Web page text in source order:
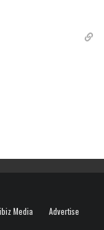
Media Advertise